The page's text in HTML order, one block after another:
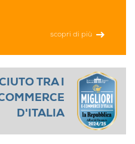
scopri di più
TRA I
D'ITALIA